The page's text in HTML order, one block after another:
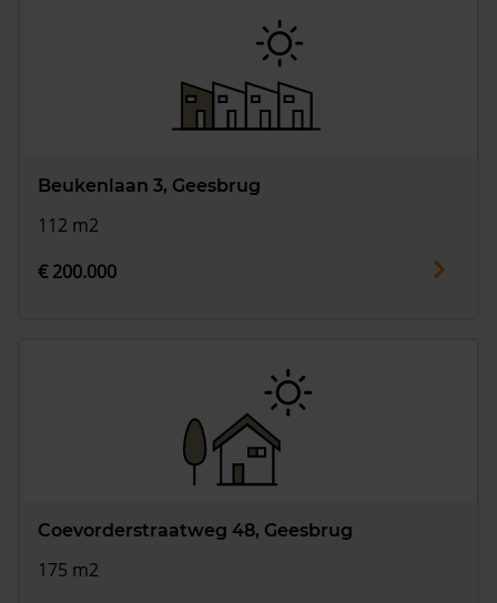
Beukenlaan 3, Geesbrug
112 m2
€ 200.000
Coevorderstraatweg 48, Geesbrug
175 m2